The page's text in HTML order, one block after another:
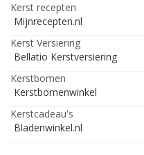
Kerst recepten
Mijnrecepten.nl
Kerst Versiering
Bellatio Kerstversiering
Kerstbomen
Kerstbomenwinkel
Kerstcadeau's
Bladenwinkel.nl